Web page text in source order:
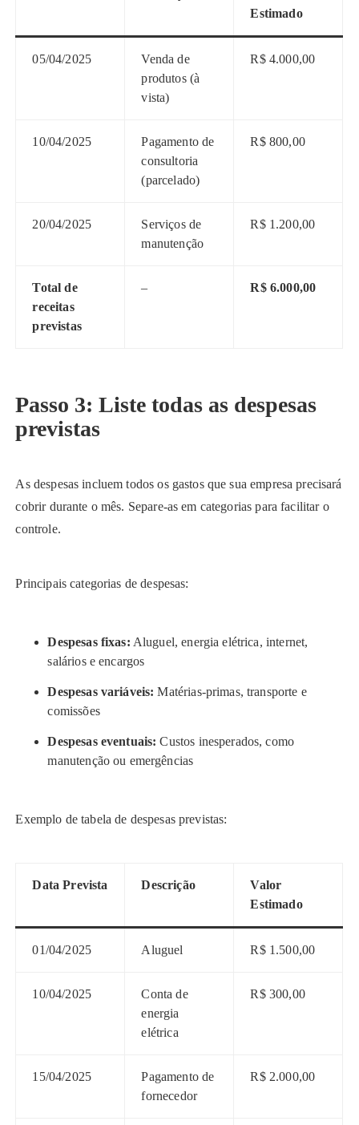
Estimado
05/04/2025
Venda de
produtos (à
vista)
R$ 4.000,00
10/04/2025
Pagamento de
consultoria
(parcelado)
R$ 800,00
20/04/2025
Serviços de
manutenção
R$ 1.200,00
Total de
receitas
previstas
– R$ 6.000,00
Passo 3: Liste todas as despesas
previstas
As despesas incluem todos os gastos que sua empresa precisará
cobrir durante o mês. Separe-as em categorias para facilitar o
controle.
Principais categorias de despesas:
Despesas fixas: Aluguel, energia elétrica, internet,
salários e encargos
Despesas variáveis: Matérias-primas, transporte e
comissões
Despesas eventuais: Custos inesperados, como
manutenção ou emergências
Exemplo de tabela de despesas previstas:
Data Prevista Descrição
Valor
Estimado
01/04/2025 Aluguel R$ 1.500,00
10/04/2025
Conta de
energia
elétrica
R$ 300,00
15/04/2025
Pagamento de
fornecedor
R$ 2.000,00